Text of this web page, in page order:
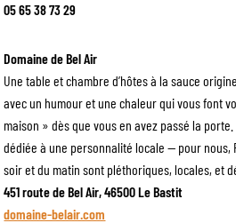
05 65 38 73 29
Domaine de Bel Air
Une table et chambre d’hôtes à la sauce
avec un humour et une chaleur qui vous font
maison » dès que vous en avez passé la
dédiée à une personnalité locale — pour nous,
soir et du matin sont pléthoriques, locales, et
451 route de Bel Air, 46500 Le Bastit
domaine-belair.com